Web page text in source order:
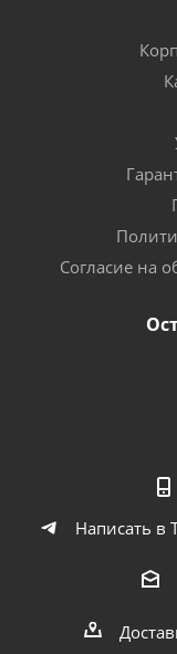
Согласие на
Написать в